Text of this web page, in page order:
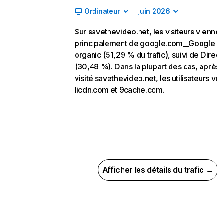
Ordinateur juin 2026
Sur savethevideo.net, les visiteurs
principalement de google.com__Google
organic (51,29 % du trafic), suivi de
(30,48 %). Dans la plupart des cas,
visité savethevideo.net, les utilisateurs
licdn.com et 9cache.com.
Afficher les détails du trafic →